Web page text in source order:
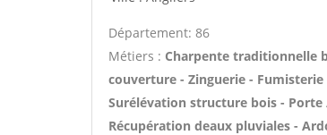
Département: 86
Métiers : Charpente traditionnelle
couverture - Zinguerie -
Surélévation structure bois - Porte
Récupération deaux pluviales -